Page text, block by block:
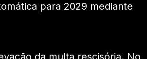
para 2029 mediante
da multa rescisória. No